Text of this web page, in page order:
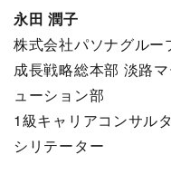
永田 潤子
株式会社パソナグルー
成長戦略総本部 淡路
ューション部
1級キャリアコンサル
シリテーター